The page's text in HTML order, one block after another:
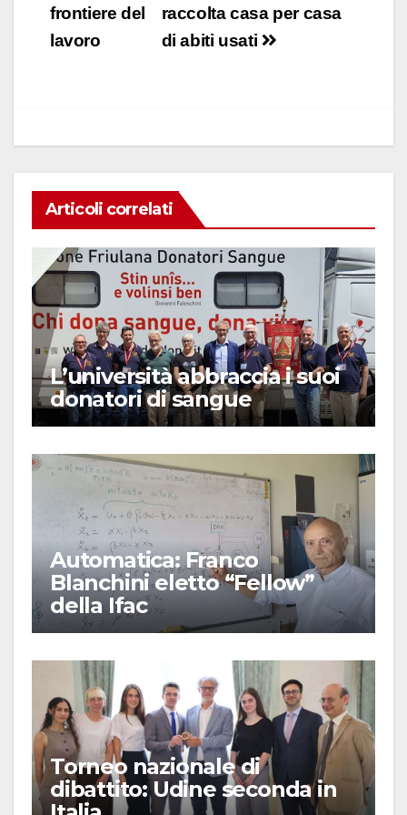
e
b
s
A
e
dI
di
vi
articoli
raccolta casa per casa
di abiti usati
frontiere del
lavoro
Articoli correlati
L’università abbraccia i suoi
donatori di sangue
Automatica: Franco
Blanchini eletto “Fellow”
della Ifac
Torneo nazionale di
dibattito: Udine seconda in